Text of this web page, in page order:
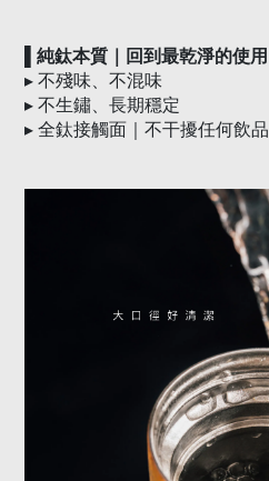
▌純鈦本質｜回到最乾淨的使用
▸ 不殘味、不混味
▸ 不生鏽、長期穩定
▸ 全鈦接觸面｜不干擾任何飲品